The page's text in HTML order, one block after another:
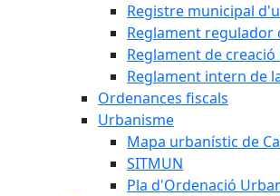
Registre municipal
Reglament regulador
Reglament de
Reglament intern de
Ordenances fiscals
Urbanisme
Mapa urbanístic de
SITMUN
Pla d'Ordenació